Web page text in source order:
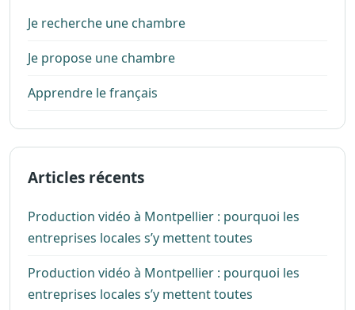
Je recherche une chambre
Je propose une chambre
Apprendre le français
Articles récents
Production vidéo à Montpellier : pourquoi les
entreprises locales s’y mettent toutes
Production vidéo à Montpellier : pourquoi les
entreprises locales s’y mettent toutes